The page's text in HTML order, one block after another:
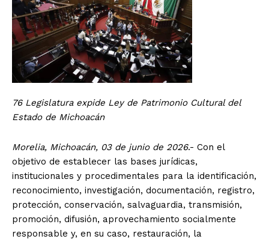
76 Legislatura expide Ley de Patrimonio Cultural del
Estado de Michoacán
Morelia, Michoacán, 03 de junio de 2026.- Con el
objetivo de establecer las bases jurídicas,
institucionales y procedimentales para la identificación,
reconocimiento, investigación, documentación, registro,
protección, conservación, salvaguardia, transmisión,
promoción, difusión, aprovechamiento socialmente
responsable y, en su caso, restauración, la